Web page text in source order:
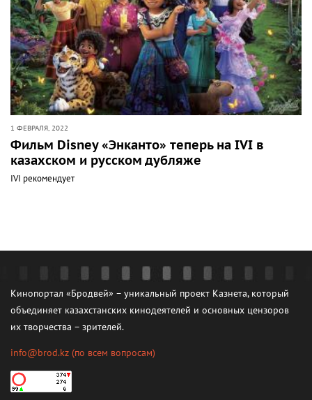
1 ФЕВРАЛЯ, 2022
Фильм Disney «Энканто» теперь на IVI в
казахском и русском дубляже
IVI рекомендует
Кинопортал «Бродвей» – уникальный проект Казнета, который
объединяет казахстанских кинодеятелей и основных цензоров
их творчества – зрителей.
info@brod.kz (по всем вопросам)